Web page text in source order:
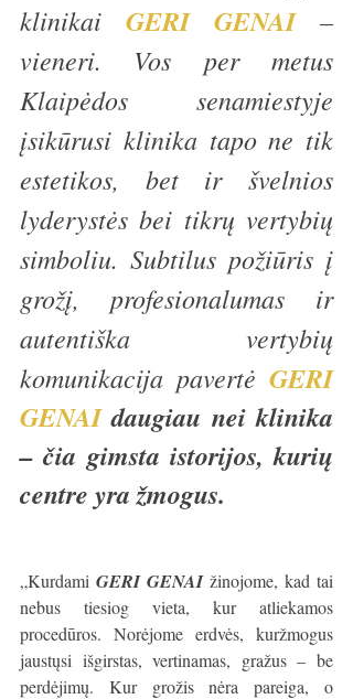
klinikai GERI GENAI –
vieneri. Vos per metus
Klaipėdos senamiestyje
įsikūrusi klinika tapo ne tik
estetikos, bet ir švelnios
lyderystės bei tikrų vertybių
simboliu. Subtilus požiūris į
grožį, profesionalumas ir
autentiška vertybių
komunikacija pavertė GERI
GENAI daugiau nei klinika
– čia gimsta istorijos, kurių
centre yra žmogus.
„Kurdami GERI GENAI žinojome, kad tai
nebus tiesiog vieta, kur atliekamos
procedūros. Norėjome erdvės, kuržmogus
jaustųsi išgirstas, vertinamas, gražus – be
perdėjimų. Kur grožis nėra pareiga, o